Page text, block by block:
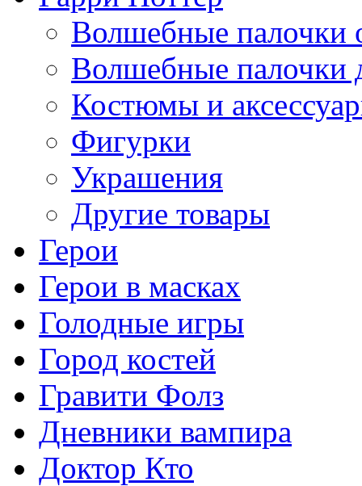
Волшебные палочки
Волшебные палочки
Костюмы и
Фигурки
Украшения
Другие товары
Герои
Герои в масках
Голодные игры
Город костей
Гравити Фолз
Дневники вампира
Доктор Кто